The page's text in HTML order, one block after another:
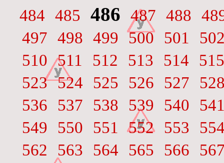
484 485 486 487 488
497 498 499 500 501
510 511 512 513 514
515
523 524 525 526 527
536
537 538 539 540
549
550 551 552 553
562
563 564 565 566